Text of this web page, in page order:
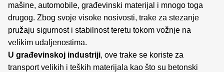
mašine, automobile, građevinski materijal i mnogo toga
drugog. Zbog svoje visoke nosivosti, trake za stezanje
pružaju sigurnost i stabilnost teretu tokom vožnje na
velikim udaljenostima.
U građevinskoj industriji, ove trake se koriste za
transport velikih i teških materijala kao što su betonski